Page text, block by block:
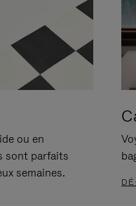
ou en
sont parfaits
semaines.